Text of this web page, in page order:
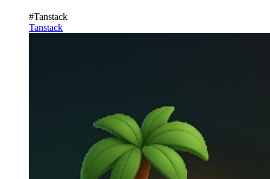
#Tanstack
Tanstack